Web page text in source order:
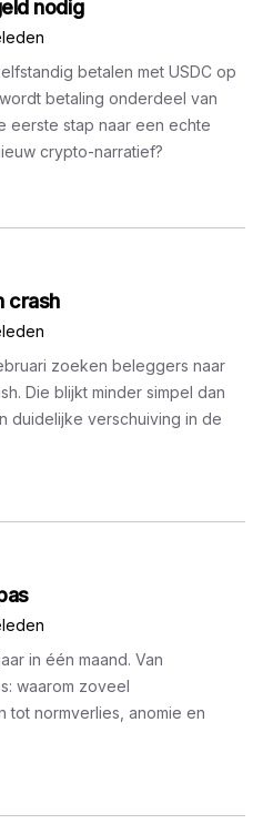
nodig
betalen met USDC op
betaling onderdeel van
eerste stap naar een echte
crypto-narratief?
crash
zoeken beleggers naar
Die blijkt minder simpel dan
duidelijke verschuiving in de
in één maand. Van
waarom zoveel
tot normverlies, anomie en